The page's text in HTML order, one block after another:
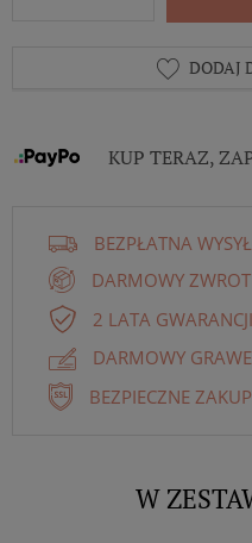
DODAJ
KUP TERAZ,
BEZPŁATNA
DARMOWY
2 LATA GWARANCJI
DARMOWY
BEZPIECZNE
W